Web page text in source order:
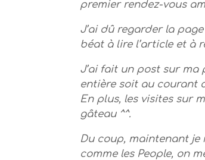
premier rendez-vous
J’ai dû regarder la
béat à lire l’article et à
J’ai fait un post sur ma
entière soit au courant
En plus, les visites sur
gâteau ^^.
Du coup, maintenant je
comme les People, on